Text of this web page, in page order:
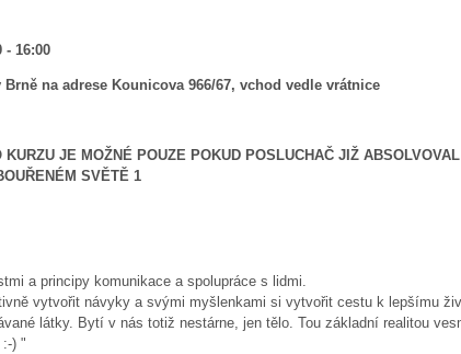
- 16:00
na adrese Kounicova 966/67, vchod vedle vrátnice
JE MOŽNÉ POUZE POKUD POSLUCHAČ JIŽ
SVĚTĚ 1
a principy komunikace a spolupráce s lidmi.
vytvořit návyky a svými myšlenkami si vytvořit cestu k lepšímu
látky. Bytí v nás totiž nestárne, jen tělo. Tou základní realitou
) "